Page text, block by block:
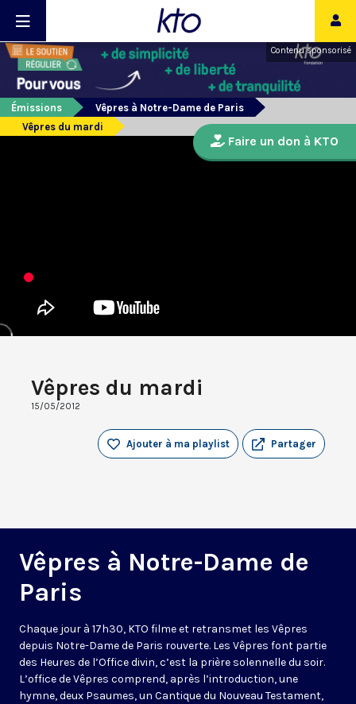
Contenu sponsorisé
Émissions
Vêpres à Notre-Dame de Paris
Vêpres du mardi
Vêpres du mardi
15/05/2012
Partager
Ajouter à ma playlist
Vêpres à Notre-Dame de
Paris
Chaque jour à 17h30, KTO filme et retransmet les Vêpres
depuis Notre-Dame de Paris rouverte. Les Vêpres font partie
des Heures de l’Office divin, c’est la prière solennelle du soir.
L’office de Vêpres comprend, après l’introduction, une
hymne, deux Psaumes, un Cantique du Nouveau Testament,
Faire un don à KTO